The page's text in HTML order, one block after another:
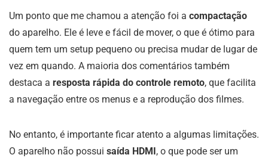
Um ponto que me chamou a atenção foi a compactação
do aparelho. Ele é leve e fácil de mover, o que é ótimo para
quem tem um setup pequeno ou precisa mudar de lugar de
vez em quando. A maioria dos comentários também
destaca a resposta rápida do controle remoto, que facilita
a navegação entre os menus e a reprodução dos filmes.
No entanto, é importante ficar atento a algumas limitações.
O aparelho não possui saída HDMI, o que pode ser um